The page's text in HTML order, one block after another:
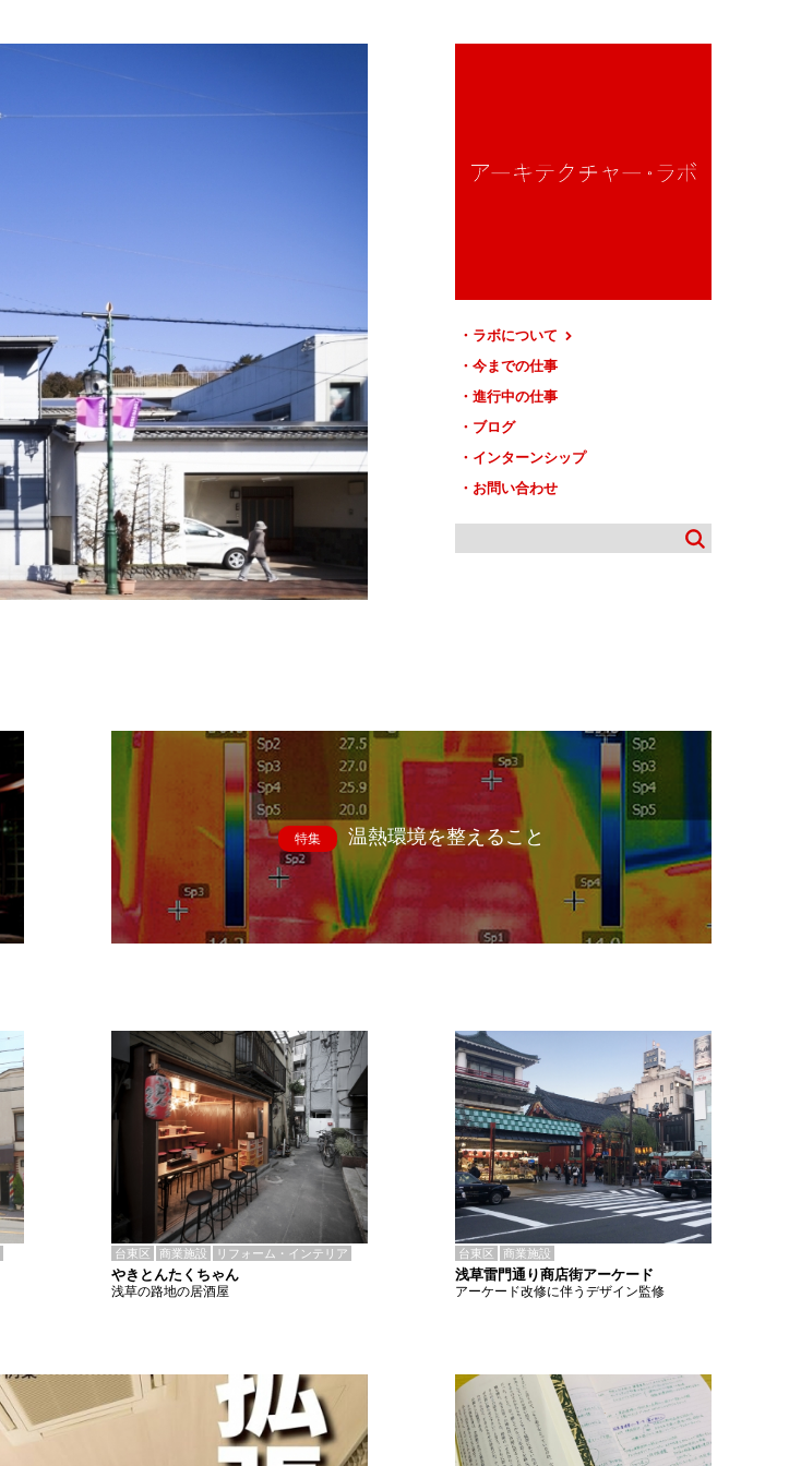
ラボについて
今までの仕事
進行中の仕事
ブログ
インターンシップ
お問い合わせ
特集 温熱環境を整えること
台東区 商業施設 リフォーム・インテリア
やきとんたくちゃん
浅草の路地の居酒屋
台東区 商業施設
浅草雷門通り商店街アーケード
アーケード改修に伴うデザイン監修